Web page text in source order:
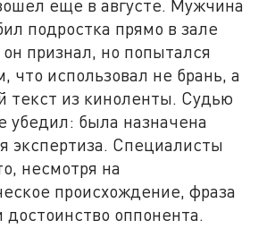
еще в августе. Мужчина
подростка прямо в зале
признал, но попытался
что использовал не брань, а
текст из киноленты. Судью
убедил: была назначена
экспертиза. Специалисты
несмотря на
происхождение, фраза
оппонента.